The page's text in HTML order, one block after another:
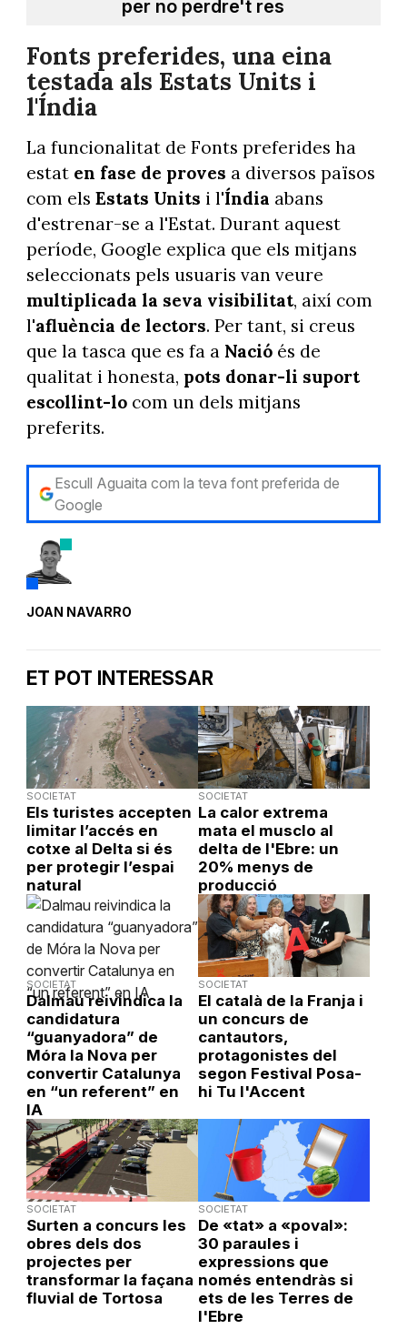
per no perdre't res
Fonts preferides, una eina
testada als Estats Units i
l'Índia
La funcionalitat de Fonts preferides ha
estat en fase de proves a diversos països
com els Estats Units i l'Índia abans
d'estrenar-se a l'Estat. Durant aquest
període, Google explica que els mitjans
seleccionats pels usuaris van veure
multiplicada la seva visibilitat, així com
l'afluència de lectors. Per tant, si creus
que la tasca que es fa a Nacióés de
qualitat i honesta, pots donar-li suport
escollint-locom un dels mitjans
preferits.
Escull Aguaita com la teva font preferida de
Google
JOAN NAVARRO
ET POT INTERESSAR
SOCIETAT
Els turistes accepten
limitar l’accés en
cotxe al Delta si és
per protegir l’espai
natural
SOCIETAT
La calor extrema
mata el musclo al
delta de l'Ebre: un
20% menys de
producció
SOCIETAT
Dalmau reivindica la
candidatura
“guanyadora” de
Móra la Nova per
convertir Catalunya
en “un referent” en
IA
SOCIETAT
El català de la Franja i
un concurs de
cantautors,
protagonistes del
segon Festival Posa-
hi Tu l'Accent
SOCIETAT
Surten a concurs les
obres dels dos
projectes per
transformar la façana
fluvial de Tortosa
SOCIETAT
De «tat» a «poval»:
30 paraules i
expressions que
només entendràs si
ets de les Terres de
l'Ebre